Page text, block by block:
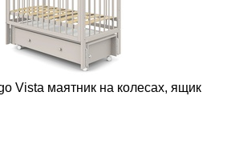
Vista маятник на колесах, ящик